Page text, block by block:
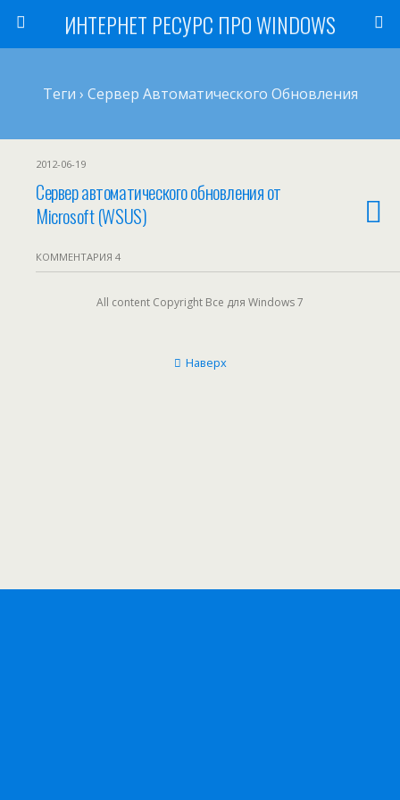
ИНТЕРНЕТ РЕСУРС ПРО WINDOWS
Теги › Сервер Автоматического Обновления
2012-06-19
Сервер автоматического обновления от
Microsoft (WSUS)
КОММЕНТАРИЯ 4
All content Copyright Все для Windows 7
Наверх